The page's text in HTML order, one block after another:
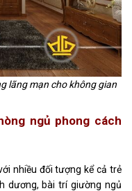
lãng mạn cho không gian
ngủ phong cách
nhiều đối tượng kể cả trẻ
dương, bài trí giường ngủ